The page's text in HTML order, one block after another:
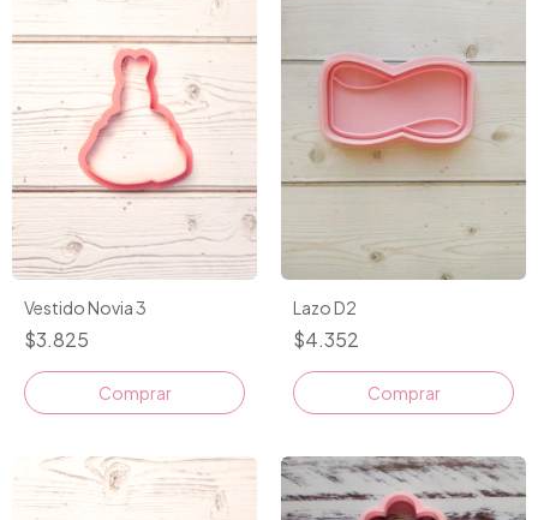
Vestido Novia 3
$3.825
Comprar
Lazo D2
$4.352
Comprar